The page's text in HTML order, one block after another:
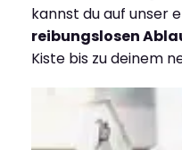
kannst du auf unser
reibungslosen
Kiste bis zu deinem